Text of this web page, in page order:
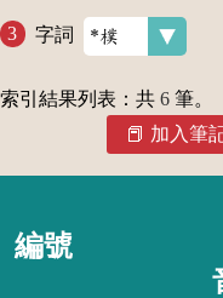
字詞
索引結果列表：共 6 筆。
加入筆
編號